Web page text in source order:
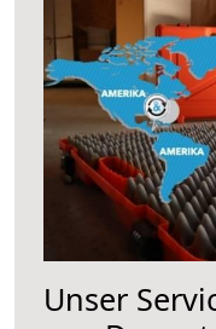
Unser